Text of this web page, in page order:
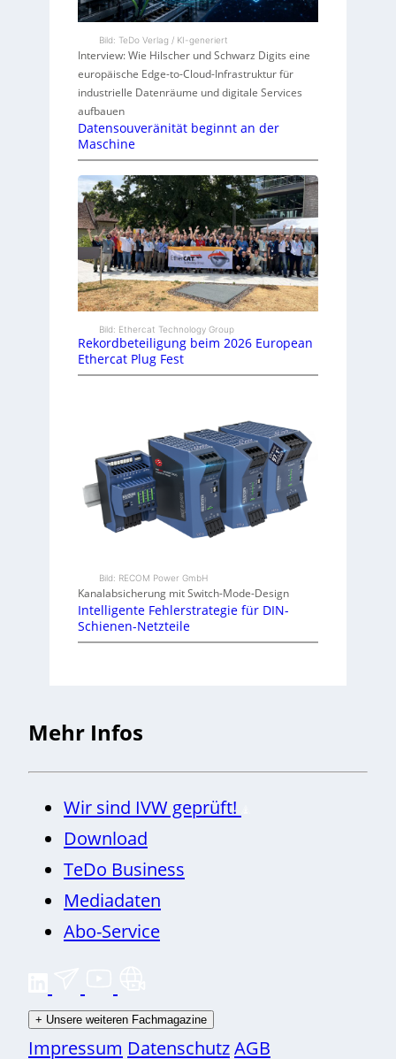
Bild: TeDo Verlag / KI-generiert
Interview: Wie Hilscher und Schwarz Digits eine
europäische Edge-to-Cloud-Infrastruktur für
industrielle Datenräume und digitale Services
aufbauen
Datensouveränität beginnt an der
Maschine
Bild: Ethercat Technology Group
Rekordbeteiligung beim 2026 European
Ethercat Plug Fest
Bild: RECOM Power GmbH
Kanalabsicherung mit Switch-Mode-Design
Intelligente Fehlerstrategie für DIN-
Schienen-Netzteile
Mehr Infos
Wir sind IVW geprüft!
Download
TeDo Business
Mediadaten
Abo-Service
+ Unsere weiteren Fachmagazine
Impressum DatenschutzAGB